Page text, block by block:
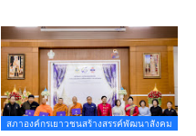
สภาองค์กรเยาวชนสร้างสรรค์พัฒนาสังคม